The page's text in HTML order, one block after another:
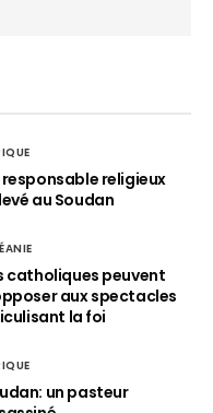
responsable religieux
au Soudan
catholiques peuvent
aux spectacles
la foi
un pasteur